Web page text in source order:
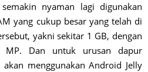
nyaman lagi digunakan
yang cukup besar yang telah di
yakni sekitar 1 GB, dengan
MP. Dan untuk urusan dapur
menggunakan Android Jelly